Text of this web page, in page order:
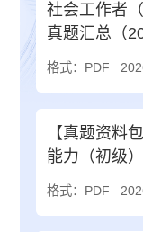
社会工作者
真题汇总（
格式：PDF
【真题资料
能力（初级
格式：PDF